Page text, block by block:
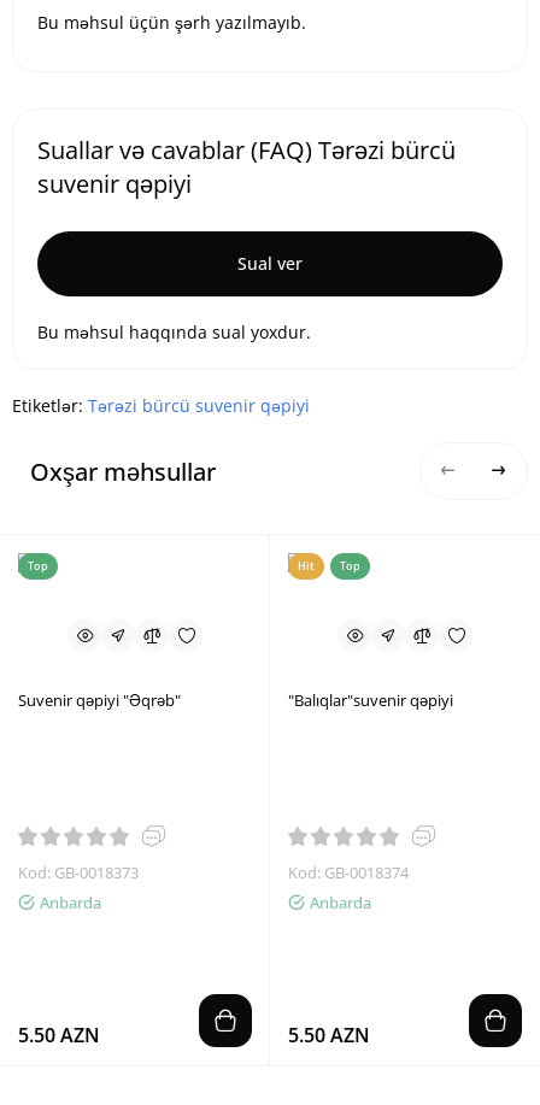
Bu məhsul üçün şərh yazılmayıb.
Suallar və cavablar (FAQ) Tərəzi bürcü
suvenir qəpiyi
Sual ver
Bu məhsul haqqında sual yoxdur.
Etiketlər: Tərəzi bürcü suvenir qəpiyi
Oxşar məhsullar
Top
Suvenir qəpiyi "Əqrəb"
Kod: GB-0018373
Anbarda
5.50 AZN
Hit Top
"Balıqlar"suvenir qəpiyi
Kod: GB-0018374
Anbarda
5.50 AZN